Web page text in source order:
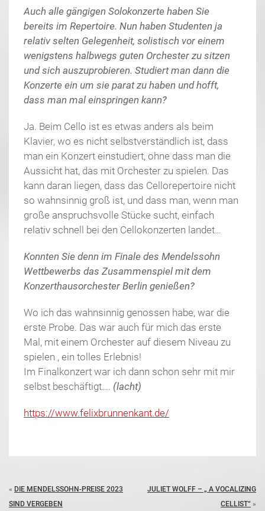
Auch alle gängigen Solokonzerte haben Sie
bereits im Repertoire. Nun haben Studenten ja
relativ selten Gelegenheit, solistisch vor einem
wenigstens halbwegs guten Orchester zu sitzen
und sich auszuprobieren. Studiert man dann die
Konzerte ein um sie parat zu haben und hofft,
dass man mal einspringen kann?
Ja. Beim Cello ist es etwas anders als beim
Klavier, wo es nicht selbstverständlich ist, dass
man ein Konzert einstudiert, ohne dass man die
Aussicht hat, das mit Orchester zu spielen. Das
kann daran liegen, dass das Cellorepertoire nicht
so wahnsinnig groß ist, und dass man, wenn man
große anspruchsvolle Stücke sucht, einfach
relativ schnell bei den Cellokonzerten landet…
Konnten Sie denn im Finale des Mendelssohn
Wettbewerbs das Zusammenspiel mit dem
Konzerthausorchester Berlin genießen?
Wo ich das wahnsinnig genossen habe, war die
erste Probe. Das war auch für mich das erste
Mal, mit einem Orchester auf diesem Niveau zu
spielen , ein tolles Erlebnis!
Im Finalkonzert war ich dann schon sehr mit mir
selbst beschäftigt…. (lacht)
https://www.felixbrunnenkant.de/
« DIE MENDELSSOHN-PREISE 2023
SIND VERGEBEN
JULIET WOLFF – „ A VOCALIZING
CELLIST“ »